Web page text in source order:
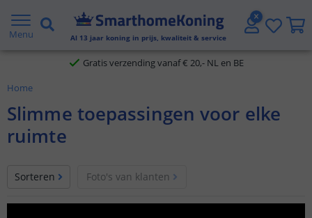
Menu Al 13 jaar koning in prijs, kwaliteit & service
2 jaar garantie
Gratis verzending vanaf € 20,- NL en BE
Voor 23:45 uur besteld,
Home
Slimme toepassingen voor elke
ruimte
Sorteren Foto's van klanten